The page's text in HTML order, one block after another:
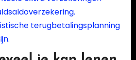
terugbetalingsplanning